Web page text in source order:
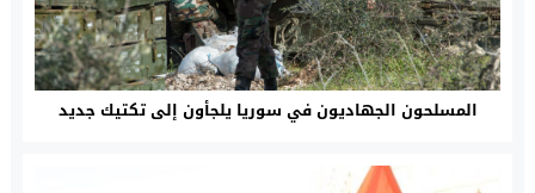
المسلحون الجهاديون في سوريا يلجأون إلى تكتيك جديد